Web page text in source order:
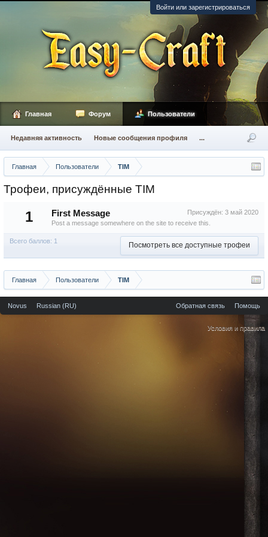
Войти или зарегистрироваться
Главная Пользователи TIM
Трофеи, присуждённые TIM
1 Присуждён: 3 май 2020
First Message
Post a message somewhere on the site to receive this.
Всего баллов: 1 Посмотреть все доступные трофеи
Главная Пользователи TIM
Главная Форум Пользователи
Недавняя активность Новые сообщения профиля ...
Novus Russian (RU) Обратная связь Помощь
Условия и правила